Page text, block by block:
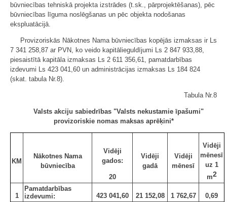
būvniecības tehniskā projekta izstrādes (t.sk., pārprojektēšanas), pēc
būvniecības līguma noslēgšanas un pēc objekta nodošanas
ekspluatācijā.
Provizoriskās Nākotnes Nama būvniecības kopējās izmaksas ir Ls
7 341 258,87 ar PVN, ko veido kapitālieguldījumi Ls 2 847 933,88,
piesaistītā kapitāla izmaksas Ls 2 611 356,61, pamatdarbības
izdevumi Ls 423 041,60 un administrācijas izmaksas Ls 184 824
(skat. tabula Nr.8).
Tabula Nr.8
Valsts akciju sabiedrības "Valsts nekustamie īpašumi"
provizoriskie nomas maksas aprēķini*
KM
Nākotnes Nama
būvniecība
Vidēji
gados:
20
Vidēji
gadā
Vidēji
mēnesī
Vidēji
mēnesī
uz 1
m2
1
Pamatdarbības
izdevumi:
423 041,60 21 152,08 1 762,67 0,69